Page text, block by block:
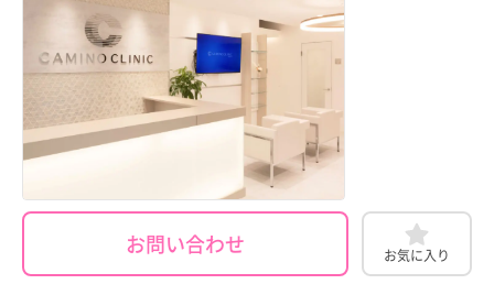
お問い合わせ お気に入り